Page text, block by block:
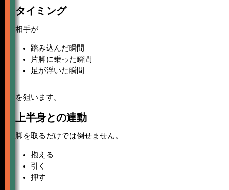
タイミング
相手が
踏み込んだ瞬間
片脚に乗った瞬間
足が浮いた瞬間
を狙います。
上半身との連動
脚を取るだけでは倒せません。
抱える
引く
押す